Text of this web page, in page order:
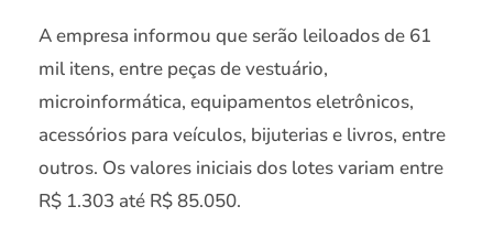
A empresa informou que serão leiloados de 61
mil itens, entre peças de vestuário,
microinformática, equipamentos eletrônicos,
acessórios para veículos, bijuterias e livros, entre
outros. Os valores iniciais dos lotes variam entre
R$ 1.303 até R$ 85.050.